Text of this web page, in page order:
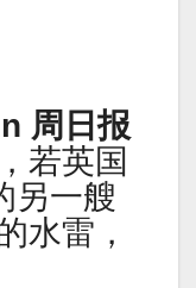
周日报
若英国
另一艘
水雷，